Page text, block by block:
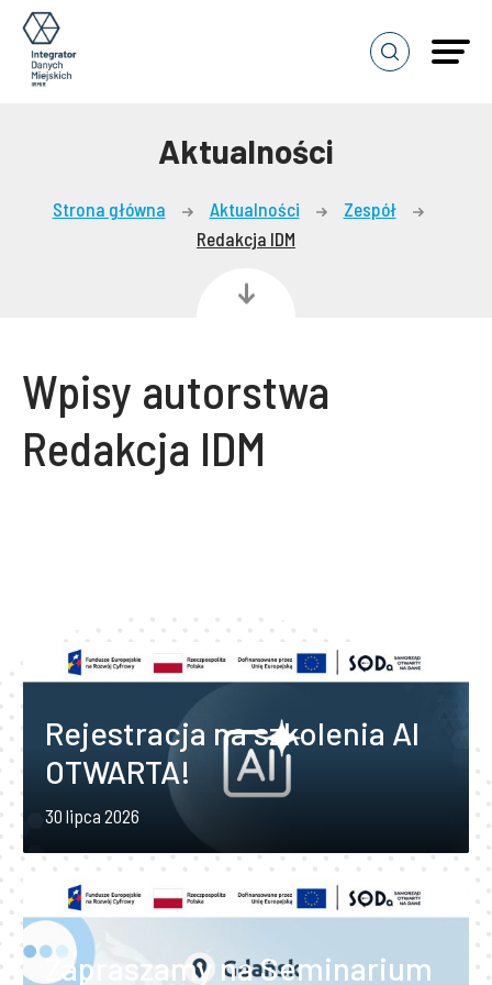
Pokaż
popup
Aktualności
Strona główna Aktualności
Zespół
Redakcja IDM
Wpisy autorstwa
Redakcja IDM
kategorii
wpisu:
Rejestracja na szkolenia AI
OTWARTA!
30 lipca 2026
Lista
Zapraszamy na Seminarium